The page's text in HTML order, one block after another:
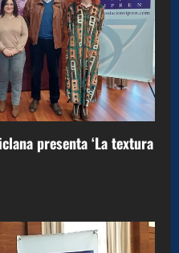
presenta ‘La textura